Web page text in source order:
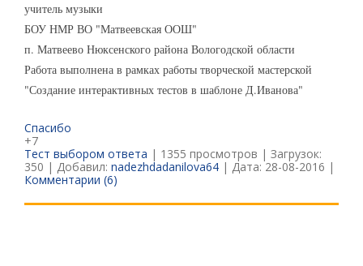
учитель музыки
БОУ НМР ВО "Матвеевская ООШ"
п. Матвеево Нюксенского района Вологодской области
Работа выполнена в рамках работы творческой мастерской
"Создание интерактивных тестов в шаблоне Д.Иванова"
Спасибо
+7
Тест выбором ответа | 1355 просмотров | Загрузок:
350 | Добавил: nadezhdadanilova64 | Дата: 28-08-2016 |
Комментарии (6)